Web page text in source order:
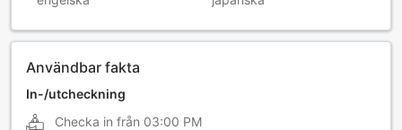
Användbar fakta
In-/utcheckning
Checka in från 03:00 PM